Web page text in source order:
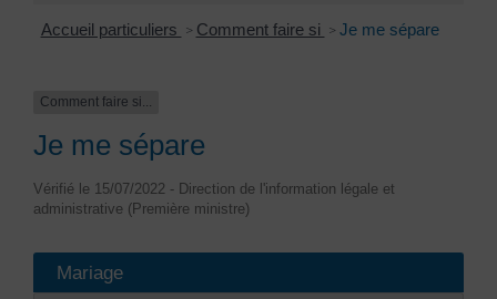
Accueil particuliers > Comment faire si > Je me sépare
Comment faire si...
Je me sépare
Vérifié le 15/07/2022 - Direction de l'information légale et
administrative (Première ministre)
Mariage